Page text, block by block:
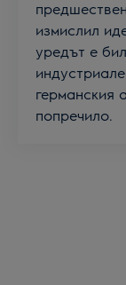
измислил
уредът е
германския
попречило.